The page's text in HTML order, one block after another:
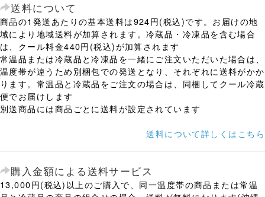
送料について
商品の1発送あたりの基本送料は924円(税込)です。お届けの地
域により地域送料が加算されます。冷蔵品・冷凍品を含む場合
は、クール料金440円(税込)が加算されます
常温品または冷蔵品と冷凍品を一緒にご注文いただいた場合は、
温度帯が違うため別梱包での発送となり、それぞれに送料がかか
ります。常温品と冷蔵品をご注文の場合は、同梱してクール冷蔵
便でお届けします
別送商品には商品ごとに送料が設定されています
送料について詳しくはこちら
購入金額による送料サービス
13,000円(税込)以上のご購入で、同一温度帯の商品または常温